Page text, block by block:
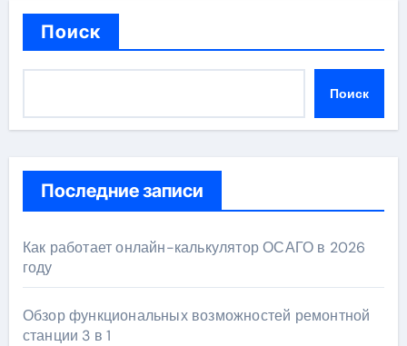
Поиск
Поиск
Последние записи
Как работает онлайн-калькулятор ОСАГО в 2026
году
Обзор функциональных возможностей ремонтной
станции 3 в 1